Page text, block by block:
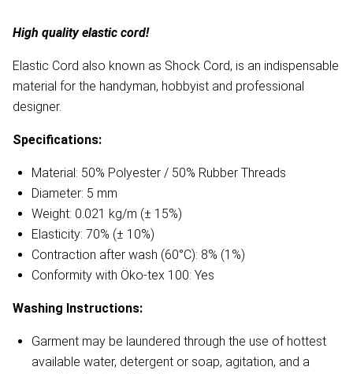
High quality elastic cord!
Elastic Cord also known as Shock Cord, is an indispensable
material for the handyman, hobbyist and professional
designer.
Specifications:
Material: 50% Polyester / 50% Rubber Threads
Diameter: 5 mm
Weight: 0.021 kg/m (± 15%)
Elasticity: 70% (± 10%)
Contraction after wash (60°C): 8% (1%)
Conformity with Öko-tex 100: Yes
Washing Instructions:
Garment may be laundered through the use of hottest
available water, detergent or soap, agitation, and a